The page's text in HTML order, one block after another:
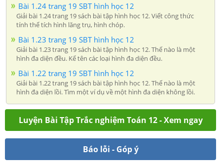
Bài 1.24 trang 19 SBT hình học 12
Giải bài 1.24 trang 19 sách bài tập hình học 12. Viết công thức
tính thể tích hình lăng trụ, hình chóp.
Bài 1.23 trang 19 SBT hình học 12
Giải bài 1.23 trang 19 sách bài tập hình học 12. Thế nào là một
hình đa diện đều. Kể tên các loại hình đa diện đều.
Bài 1.22 trang 19 SBT hình học 12
Giải bài 1.22 trang 19 sách bài tập hình học 12. Thế nào là một
hình đa diện lồi. Tìm một ví dụ về một hình đa diện không lồi.
Luyện Bài Tập Trắc nghiệm Toán 12 - Xem ngay
Báo lỗi - Góp ý